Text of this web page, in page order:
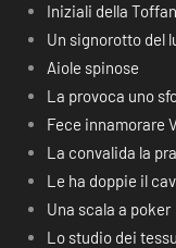
Iniziali della
Un signorotto del
Aiole spinose
La provoca uno
Fece innamorare
La convalida la
Le ha doppie il
Una scala a poker
Lo studio dei